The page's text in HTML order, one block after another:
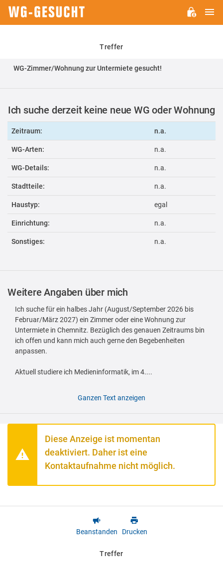
Treffer
WG-Zimmer/Wohnung zur Untermiete gesucht!
Ich suche derzeit keine neue WG oder Wohnung
Zeitraum: n.a.
WG-Arten: n.a.
WG-Details: n.a.
Stadtteile: n.a.
Haustyp: egal
Einrichtung: n.a.
Sonstiges: n.a.
Weitere Angaben über mich
Ich suche für ein halbes Jahr (August/September 2026 bis
Februar/März 2027) ein Zimmer oder eine Wohnung zur
Untermiete in Chemnitz. Bezüglich des genauen Zeitraums bin
ich offen und kann mich auch gerne den Begebenheiten
anpassen.
Aktuell studiere ich Medieninformatik, im 4....
Ganzen Text anzeigen
Diese Anzeige ist momentan
deaktiviert. Daher ist eine
Kontaktaufnahme nicht möglich.
Beanstanden Drucken
Treffer